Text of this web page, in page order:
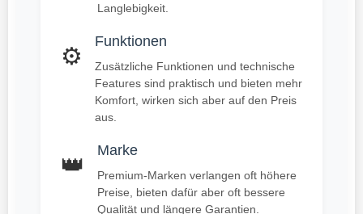
Langlebigkeit.
⚙️
Funktionen
Zusätzliche Funktionen und technische
Features sind praktisch und bieten mehr
Komfort, wirken sich aber auf den Preis
aus.
👑
Marke
Premium-Marken verlangen oft höhere
Preise, bieten dafür aber oft bessere
Qualität und längere Garantien.